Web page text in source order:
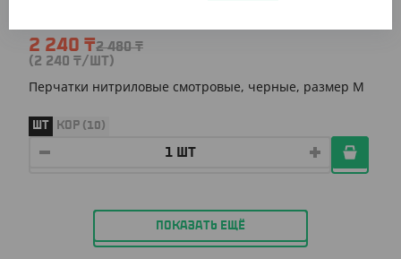
2 240 ₸2 480₸
(2 240 ₸/ШТ)
Перчатки нитриловые смотровые, черные, размер М
ШТ КОР (10)
ПОКАЗАТЬ ЕЩЁ